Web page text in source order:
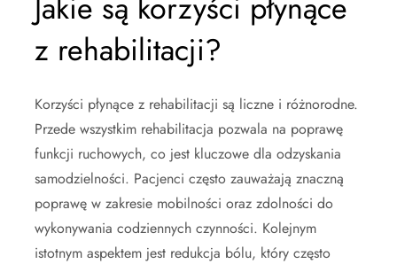
z rehabilitacji?
Korzyści płynące z rehabilitacji są liczne i różnorodne.
Przede wszystkim rehabilitacja pozwala na poprawę
funkcji ruchowych, co jest kluczowe dla odzyskania
samodzielności. Pacjenci często zauważają znaczną
poprawę w zakresie mobilności oraz zdolności do
wykonywania codziennych czynności. Kolejnym
istotnym aspektem jest redukcja bólu, który często